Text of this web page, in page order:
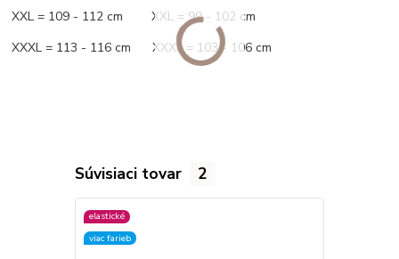
XXL = 109 - 112 cm XXL = 99 - 102 cm
XXXL = 113 - 116 cm XXXL = 103 - 106 cm
Súvisiaci tovar 2
elastické
viac farieb